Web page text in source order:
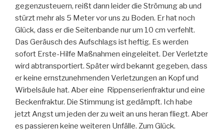
gegenzusteuern, reißt dann leider die Strömung ab und
stürzt mehr als 5 Meter vor uns zu Boden. Er hat noch
Glück, dass er die Seitenbande nur um 10 cm verfehlt.
Das Geräusch des Aufschlags ist heftig. Es werden
sofort Erste-Hilfe Maßnahmen eingeleitet. Der Verletzte
wird abtransportiert. Später wird bekannt gegeben, dass
er keine ernstzunehmenden Verletzungen an Kopf und
Wirbelsäule hat. Aber eine Rippenserienfraktur und eine
Beckenfraktur. Die Stimmung ist gedämpft. Ich habe
jetzt Angst um jeden der zu weit an uns heran fliegt. Aber
es passieren keine weiteren Unfälle. Zum Glück.